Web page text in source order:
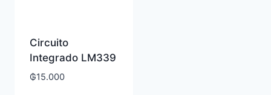
Circuito
Integrado LM339
₲15.000